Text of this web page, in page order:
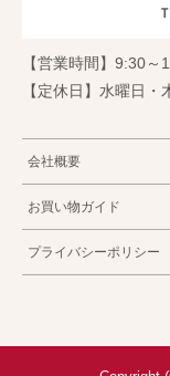
【営業時間】9:30～
【定休日】水曜日・
会社概要
お買い物ガイド
プライバシーポリシー